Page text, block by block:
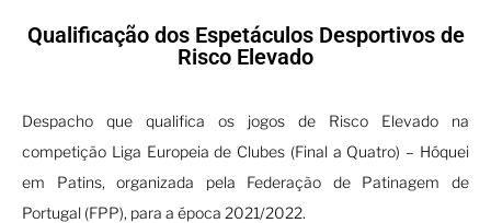
Qualificação dos Espetáculos Desportivos de
Risco Elevado
Despacho que qualifica os jogos de Risco Elevado na
competição Liga Europeia de Clubes (Final a Quatro) – Hóquei
em Patins, organizada pela Federação de Patinagem de
Portugal (FPP), para a época 2021/2022.